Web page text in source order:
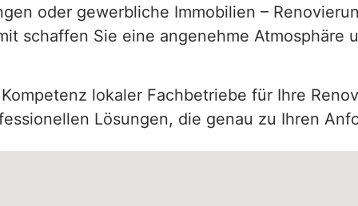
oder gewerbliche Immobilien –
schaffen Sie eine angenehme Atmosphäre
lokaler Fachbetriebe für Ihre
Lösungen, die genau zu Ihren